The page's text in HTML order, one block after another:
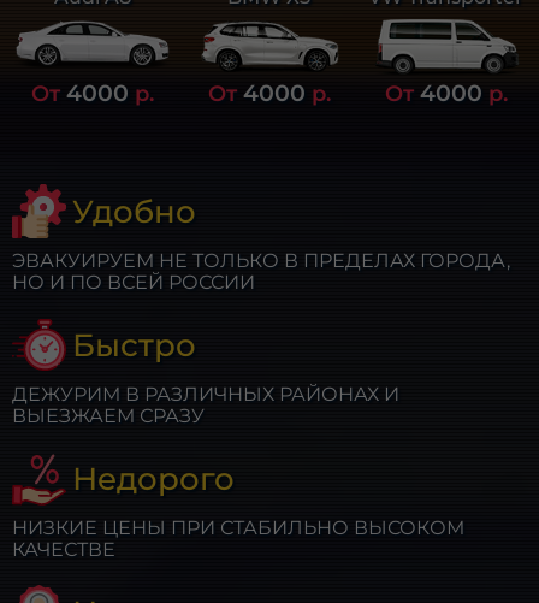
От4000 р. От 4000 р. От 4000 р.
Удобно
ЭВАКУИРУЕМ НЕ ТОЛЬКО В ПРЕДЕЛАХ ГОРОДА,
НО И ПО ВСЕЙ РОССИИ
Быстро
ДЕЖУРИМ В РАЗЛИЧНЫХ РАЙОНАХ И
ВЫЕЗЖАЕМ СРАЗУ
Недорого
НИЗКИЕ ЦЕНЫ ПРИ СТАБИЛЬНО ВЫСОКОМ
КАЧЕСТВЕ